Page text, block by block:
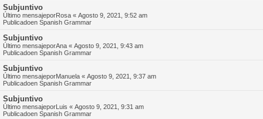
Subjuntivo
Último mensajeporRosa « Agosto 9, 2021, 9:52 am
Publicadoen Spanish Grammar
Subjuntivo
Último mensajeporAna « Agosto 9, 2021, 9:43 am
Publicadoen Spanish Grammar
Subjuntivo
Último mensajeporManuela « Agosto 9, 2021, 9:37 am
Publicadoen Spanish Grammar
Subjuntivo
Último mensajeporLuis « Agosto 9, 2021, 9:31 am
Publicadoen Spanish Grammar